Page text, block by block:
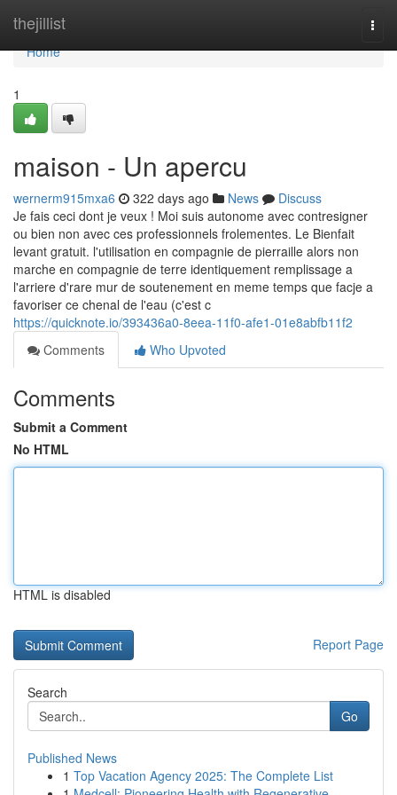
thejillist
Home
Home
1
maison - Un apercu
wernerm915mxa6 322 days ago News
Discuss
Je fais ceci dont je veux ! Moi suis autonome avec contresigner
ou bien non avec ces professionnels frolementes. Le Bienfait
levant gratuit. l'utilisation en compagnie de pierraille alors non
marche en compagnie de terre identiquement remplissage a
l'arriere d'rare mur de soutenement en meme temps que facje a
favoriser ce chenal de l'eau (c'est c
https://quicknote.io/393436a0-8eea-11f0-afe1-01e8abfb11f2
Comments
Who Upvoted
Comments
Submit a Comment
No HTML
HTML is disabled
Report Page
Search
Go
Published News
1 Top Vacation Agency 2025: The Complete List